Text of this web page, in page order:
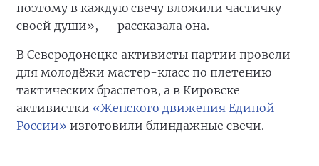
поэтому в каждую свечу вложили частичку
своей души», — рассказала она.
В Северодонецке активисты партии провели
для молодёжи мастер-класс по плетению
тактических браслетов, а в Кировске
активистки «Женского движения Единой
России» изготовили блиндажные свечи.